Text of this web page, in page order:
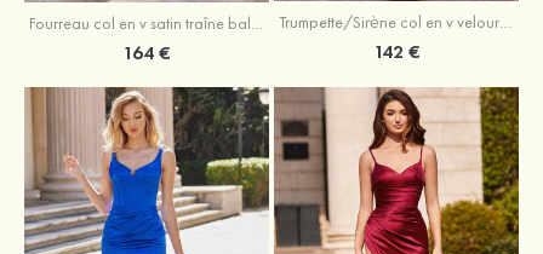
Fourreau col en v satin traîne balayage robe de bal
164 €
Trumpette/Sirène col en v velours paillettes traîne balayage robe de bal
142 €